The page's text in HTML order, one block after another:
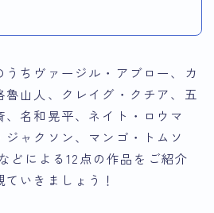
ちヴァージル・アブロー、カ
魯山人、クレイグ・クチア、五
名和晃平、ネイト・ロウマ
ジャクソン、マンゴ・トムソ
どによる12点の作品をご紹介
いきましょう！